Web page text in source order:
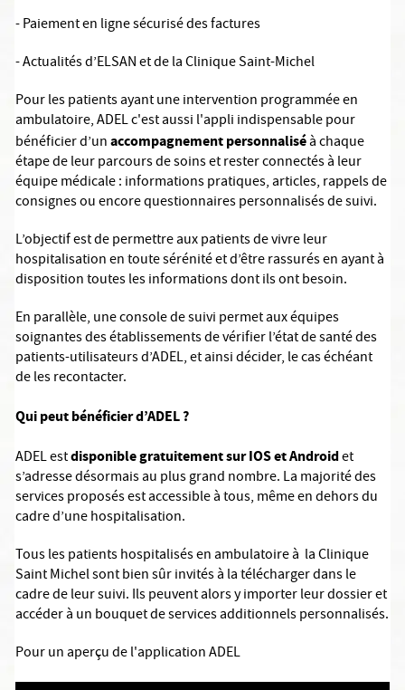
- Paiement en ligne sécurisé des factures
- Actualités d’ELSAN et de la Clinique Saint-Michel
Pour les patients ayant une intervention programmée en
ambulatoire, ADEL c'est aussi l'appli indispensable pour
bénéficier d’unaccompagnement personnaliséà chaque
étape de leur parcours de soins et rester connectés à leur
équipe médicale : informations pratiques, articles, rappels de
consignes ou encore questionnaires personnalisés de suivi.
L’objectif est de permettre aux patients de vivre leur
hospitalisation en toute sérénité et d’être rassurés en ayant à
disposition toutes les informations dont ils ont besoin.
En parallèle, une console de suivi permet aux équipes
soignantes des établissements de vérifier l’état de santé des
patients-utilisateurs d’ADEL, et ainsi décider, le cas échéant
de les recontacter.
Qui peut bénéficier d’ADEL ?
ADEL estdisponible gratuitement sur IOS et Androidet
s’adresse désormais au plus grand nombre. La majorité des
services proposés est accessible à tous, même en dehors du
cadre d’une hospitalisation.
Tous les patients hospitalisés en ambulatoire à la Clinique
Saint Michelsont bien sûr invités à la télécharger dans le
cadre de leur suivi. Ils peuvent alors y importer leur dossier et
accéder à un bouquet de services additionnels personnalisés.
Pour un aperçu de l'application ADEL